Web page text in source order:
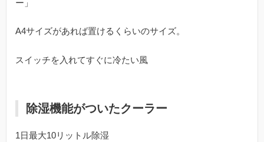
ー」
A4サイズがあれば置けるくらいのサイズ。
スイッチを入れてすぐに冷たい風
除湿機能がついたクーラー
1日最大10リットル除湿